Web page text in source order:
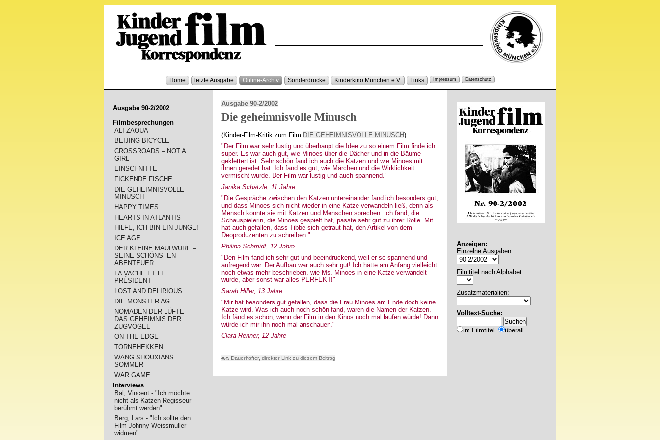
Home letzte Ausgabe Online-Archiv Sonderdrucke Kinderkino München e.V. Links Impressum Datenschutz
Ausgabe 90-2/2002
Die geheimnisvolle Minusch
(Kinder-Film-Kritik zum Film DIE GEHEIMNISVOLLE MINUSCH)
"Der Film war sehr lustig und überhaupt die Idee zu so einem Film finde ich
super. Es war auch gut, wie Minoes über die Dächer und in die Bäume
geklettert ist. Sehr schön fand ich auch die Katzen und wie Minoes mit
ihnen geredet hat. Ich fand es gut, wie Märchen und die Wirklichkeit
vermischt wurde. Der Film war lustig und auch spannend."
Janika Schätzle, 11 Jahre
"Die Gespräche zwischen den Katzen untereinander fand ich besonders gut,
und dass Minoes sich nicht wieder in eine Katze verwandeln ließ, denn als
Mensch konnte sie mit Katzen und Menschen sprechen. Ich fand, die
Schauspielerin, die Minoes gespielt hat, passte sehr gut zu ihrer Rolle. Mit
hat auch gefallen, dass Tibbe sich getraut hat, den Artikel von dem
Deoproduzenten zu schreiben."
Philina Schmidt, 12 Jahre
"Den Film fand ich sehr gut und beeindruckend, weil er so spannend und
aufregend war. Der Aufbau war auch sehr gut! Ich hätte am Anfang vielleicht
noch etwas mehr beschrieben, wie Ms. Minoes in eine Katze verwandelt
wurde, aber sonst war alles PERFEKT!"
Sarah Hiller, 13 Jahre
"Mir hat besonders gut gefallen, dass die Frau Minoes am Ende doch keine
Katze wird. Was ich auch noch schön fand, waren die Namen der Katzen.
Ich fänd es schön, wenn der Film in den Kinos noch mal laufen würde! Dann
würde ich mir ihn noch mal anschauen."
Clara Renner, 12 Jahre
Dauerhafter, direkter Link zu diesem Beitrag
Ausgabe 90-2/2002
Filmbesprechungen
ALI ZAOUA
BEIJING BICYCLE
CROSSROADS – NOT A
GIRL
EINSCHNITTE
FICKENDE FISCHE
DIE GEHEIMNISVOLLE
MINUSCH
HAPPY TIMES
HEARTS IN ATLANTIS
HILFE, ICH BIN EIN JUNGE!
ICE AGE
DER KLEINE MAULWURF –
SEINE SCHÖNSTEN
ABENTEUER
LA VACHE ET LE
PRÉSIDENT
LOST AND DELIRIOUS
DIE MONSTER AG
NOMADEN DER LÜFTE –
DAS GEHEIMNIS DER
ZUGVÖGEL
ON THE EDGE
TORNEHEKKEN
WANG SHOUXIANS
SOMMER
WAR GAME
Interviews
Bal, Vincent - "Ich möchte
nicht als Katzen-Regisseur
berühmt werden"
Berg, Lars - "Ich sollte den
Film Johnny Weissmuller
widmen"
Anzeigen:
Einzelne Ausgaben:
Filmtitel nach Alphabet:
Zusatzmaterialien:
Volltext-Suche:
im Filmtitel überall